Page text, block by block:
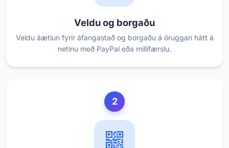
Veldu og borgaðu
Veldu áætlun fyrir áfangastað og borgaðu á öruggan hátt á
netinu með PayPal eða millifærslu.
2